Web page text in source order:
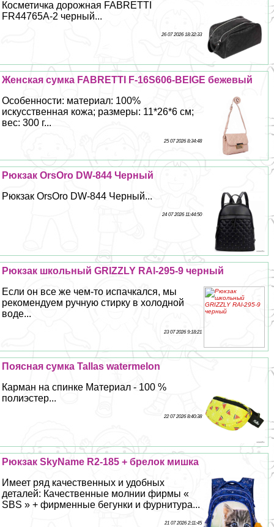
Косметичка дорожная FABRETTI
FR44765A-2 черный...
26 07 2026 18:32:33
Женская сумка FABRETTI F-16S606-BEIGE бежевый
Особенности: материал: 100%
искусственная кожа; размеры: 11*26*6 см;
вес: 300 г...
25 07 2026 8:34:48
Рюкзак OrsOro DW-844 Черный
Рюкзак OrsOro DW-844 Черный...
24 07 2026 11:44:50
Рюкзак школьный GRIZZLY RAl-295-9 черный
Если он все же чем-то испачкался, мы
рекомендуем ручную стирку в холодной
воде...
23 07 2026 9:18:21
Поясная сумка Tallas watermelon
Карман на спинке Материал - 100 %
полиэстер...
22 07 2026 8:40:38
Рюкзак SkyName R2-185 + брелок мишка
Имеет ряд качественных и удобных
деталей: Качественные молнии фирмы «
SBS » + фирменные бегунки и фурнитура...
21 07 2026 2:11:45